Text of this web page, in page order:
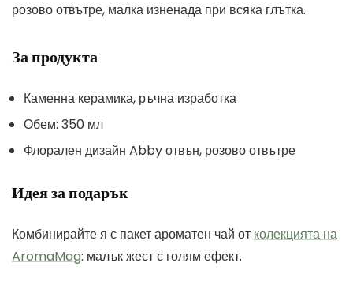
розово отвътре, малка изненада при всяка глътка.
За продукта
Каменна керамика, ръчна изработка
Обем: 350 мл
Флорален дизайн Abby отвън, розово отвътре
Идея за подарък
Комбинирайте я с пакет ароматен чай от колекцията на
AromaMag: малък жест с голям ефект.